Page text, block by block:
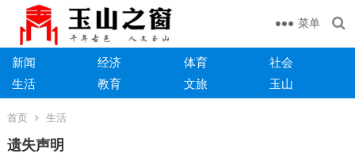
菜单
新闻 经济 体育
社会
生活
教育 文旅 玉山
首页 生活
遗失声明